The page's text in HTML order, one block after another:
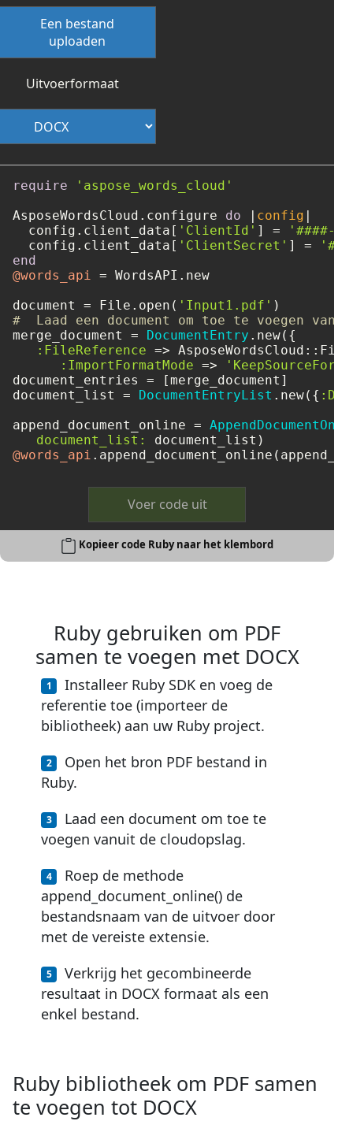
Een bestand
uploaden
Uitvoerformaat
require
'aspose_words_cloud'
AsposeWordsCloud.configure do | config |
  config.client_data[
'ClientId' ] =
'####-
  config.client_data[
'ClientSecret' ] =
end
@words_api = WordsAPI.new
document = File.open( 'Input1.pdf'
#  Laad een document om toe te voegen
merge_document = DocumentEntry .new({
:FileReference =>
:ImportFormatMode =>
document_entries = [merge_document]
document_list = DocumentEntryList .new({
append_document_online =
document_list:
@words_api
Voer code uit
Kopieer code Ruby naar het klembord
Ruby gebruiken om PDF
samen te voegen met DOCX
Installeer Ruby SDK en voeg de
referentie toe (importeer de
bibliotheek) aan uw Ruby project.
Open het bron PDF bestand in
Ruby.
Laad een document om toe te
voegen vanuit de cloudopslag.
Roep de methode
append_document_online() de
bestandsnaam van de uitvoer door
met de vereiste extensie.
Verkrijg het gecombineerde
resultaat in DOCX formaat als een
enkel bestand.
Ruby bibliotheek om PDF samen
te voegen tot DOCX